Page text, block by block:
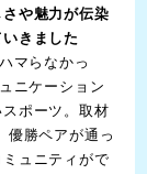
や魅力が伝染
きました
マらなかっ
ニケーション
ポーツ。取材
優勝ペアが通っ
ュニティがで